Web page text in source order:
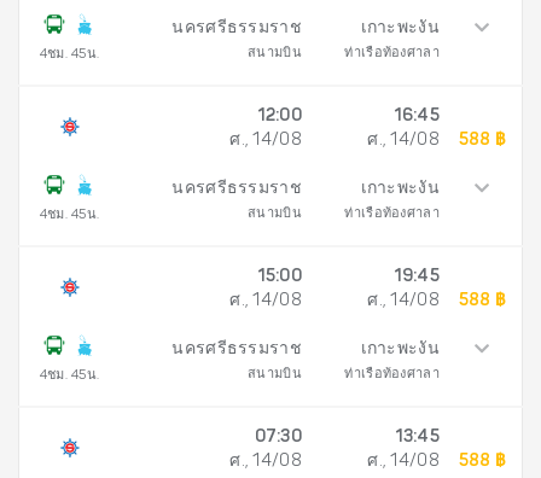
4ชม. 45น.
นครศรีธรรมราช
สนามบิน
เกาะพะงัน
ท่าเรือท้องศาลา
4ชม. 45น.
12:00
ศ., 14/08
นครศรีธรรมราช
สนามบิน
16:45
ศ., 14/08
เกาะพะงัน
ท่าเรือท้องศาลา
588 ฿
4ชม. 45น.
15:00
ศ., 14/08
นครศรีธรรมราช
สนามบิน
19:45
ศ., 14/08
เกาะพะงัน
ท่าเรือท้องศาลา
588 ฿
07:30
ศ., 14/08
13:45
ศ., 14/08
588 ฿